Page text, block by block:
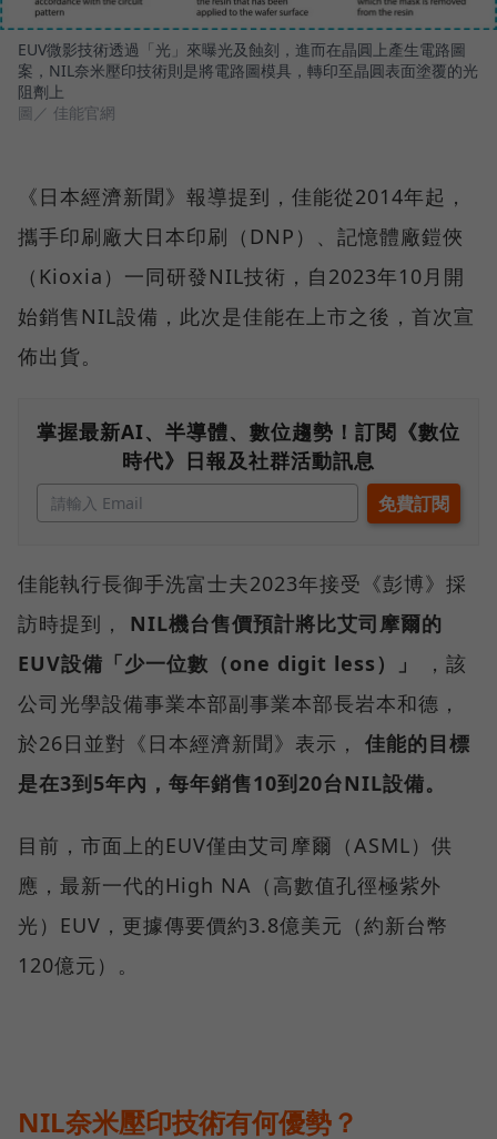
EUV微影技術透過「光」來曝光及蝕刻，進而在晶圓上產生電路圖
案，NIL奈米壓印技術則是將電路圖模具，轉印至晶圓表面塗覆的光
阻劑上
圖／ 佳能官網
《日本經濟新聞》報導提到，佳能從2014年起，
攜手印刷廠大日本印刷（DNP）、記憶體廠鎧俠
（Kioxia）一同研發NIL技術，自2023年10月開
始銷售NIL設備，此次是佳能在上市之後，首次宣
佈出貨。
掌握最新AI、半導體、數位趨勢！訂閱《數位
時代》日報及社群活動訊息
佳能執行長御手洗富士夫2023年接受《彭博》採
訪時提到， NIL機台售價預計將比艾司摩爾的
EUV設備「少一位數（one digit less）」
，該
公司光學設備事業本部副事業本部長岩本和德，
於26日並對《日本經濟新聞》表示， 佳能的目標
是在3到5年內，每年銷售10到20台NIL設備。
目前，市面上的EUV僅由艾司摩爾（ASML）供
應，最新一代的High NA（高數值孔徑極紫外
光）EUV，更據傳要價約3.8億美元（約新台幣
120億元）。
NIL奈米壓印技術有何優勢？